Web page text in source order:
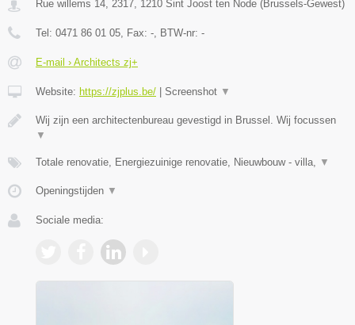
Rue willems 14, 2317, 1210 Sint Joost ten Node (Brussels-Gewest)
Tel: 0471 86 01 05, Fax: -, BTW-nr: -
E-mail › Architects zj+
Website: https://zjplus.be/ Screenshot ▼
Wij zijn een architectenbureau gevestigd in Brussel. Wij focussen
▼
Totale renovatie, Energiezuinige renovatie, Nieuwbouw - villa, ▼
Openingstijden ▼
Sociale media: